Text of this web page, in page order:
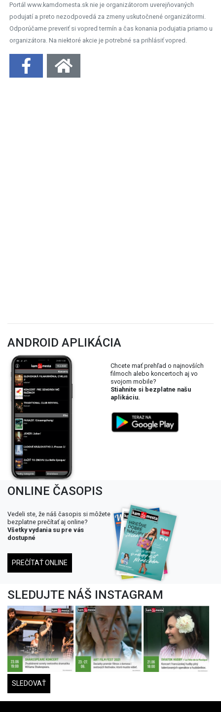
Portál www.kamdomesta.sk nie je organizátorom uverejňovaných
podujatí a preto nezodpovedá za zmeny uskutočnené organizátormi.
Odporúčame preveriť si vopred termín a čas konania podujatia priamo u
organizátora. Na niektoré akcie je potrebné sa prihlásiť vopred.
ANDROID APLIKÁCIA
Chcete mať prehľad o najnovších
filmoch alebo koncertoch aj vo
svojom mobile?
Stiahnite si bezplatne našu
aplikáciu.
ONLINE ČASOPIS
Vedeli ste, že náš časopis si môžete
bezplatne prečítať aj online?
Všetky vydania su pre vás
dostupné
PREČÍTAŤ ONLINE
SLEDUJTE NÁŠ INSTAGRAM
SLEDOVAŤ